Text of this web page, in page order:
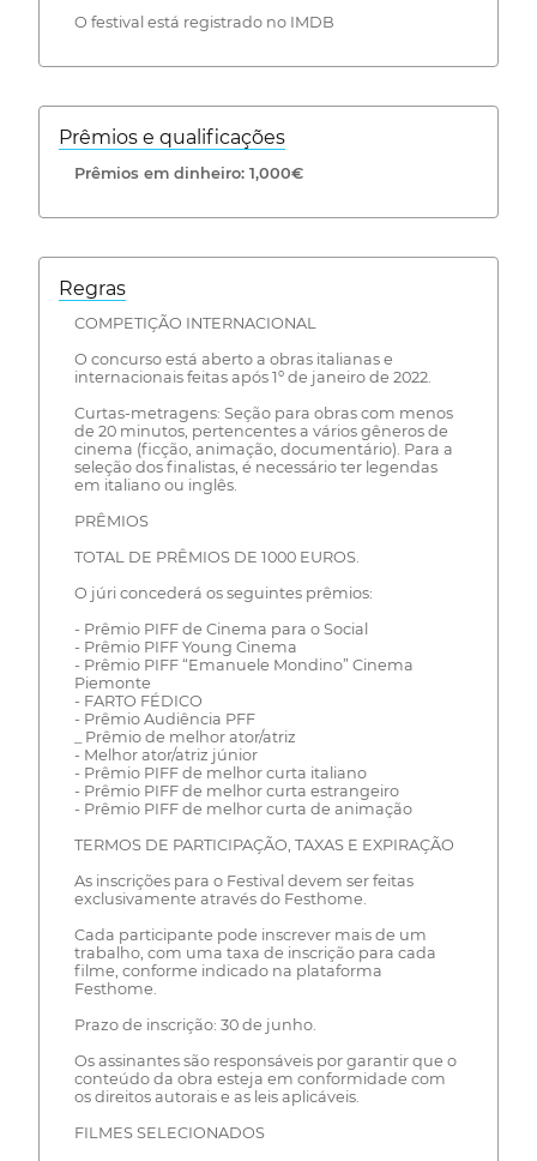
O festival está registrado no IMDB
Prêmios e qualificações
Prêmios em dinheiro: 1,000€
Regras
COMPETIÇÃO INTERNACIONAL
O concurso está aberto a obras italianas e
internacionais feitas após 1º de janeiro de 2022.
Curtas-metragens: Seção para obras com menos
de 20 minutos, pertencentes a vários gêneros de
cinema (ficção, animação, documentário). Para a
seleção dos finalistas, é necessário ter legendas
em italiano ou inglês.
PRÊMIOS
TOTAL DE PRÊMIOS DE 1000 EUROS.
O júri concederá os seguintes prêmios:
- Prêmio PIFF de Cinema para o Social
- Prêmio PIFF Young Cinema
- Prêmio PIFF “Emanuele Mondino” Cinema
Piemonte
- FARTO FÉDICO
- Prêmio Audiência PFF
_ Prêmio de melhor ator/atriz
- Melhor ator/atriz júnior
- Prêmio PIFF de melhor curta italiano
- Prêmio PIFF de melhor curta estrangeiro
- Prêmio PIFF de melhor curta de animação
TERMOS DE PARTICIPAÇÃO, TAXAS E EXPIRAÇÃO
As inscrições para o Festival devem ser feitas
exclusivamente através do Festhome.
Cada participante pode inscrever mais de um
trabalho, com uma taxa de inscrição para cada
filme, conforme indicado na plataforma
Festhome.
Prazo de inscrição: 30 de junho.
Os assinantes são responsáveis por garantir que o
conteúdo da obra esteja em conformidade com
os direitos autorais e as leis aplicáveis.
FILMES SELECIONADOS